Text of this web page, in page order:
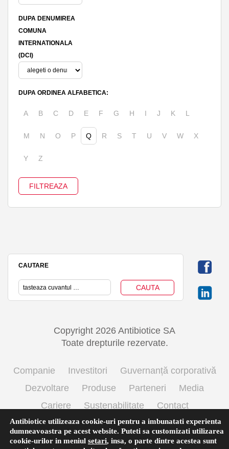
DUPA DENUMIREA
COMUNA
INTERNATIONALA
(DCI)
DUPA ORDINEA ALFABETICA:
A B C D E F G H I J K L
M N O P Q R S T U V W X
Y Z
CAUTARE
Copyright 2026 Antibiotice SA
Toate drepturile rezervate.
Companie Investitori
Guvernanță corporativă
Dezvoltare
Produse Parteneri
Media
Cariere
Sustenabilitate
Contact
Termeni si conditii de utilizare
Politica cookie
Prelucrarea datelor cu caracter personal
Antibiotice utilizeaza cookie-uri pentru a imbunatati experienta
dumneavoastra pe acest website. Puteti sa customizati utilizarea
cookie-urilor in meniul setari, insa, o parte dintre acestea sunt